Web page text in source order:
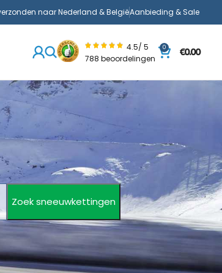
naar Nederland & BelgiëAanbieding & Sale
4.5/ 5
788 beoordelingen
0
€0.00